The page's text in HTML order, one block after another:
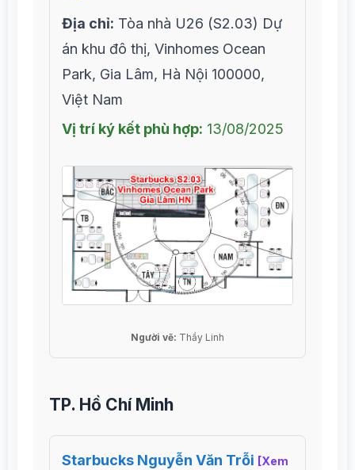
Địa chỉ: Tòa nhà U26 (S2.03) Dự
án khu đô thị, Vinhomes Ocean
Park, Gia Lâm, Hà Nội 100000,
Việt Nam
Vị trí ký kết phù hợp: 13/08/2025
Người vẽ: Thầy Linh
TP. Hồ Chí Minh
Starbucks Nguyễn Văn Trỗi [Xem